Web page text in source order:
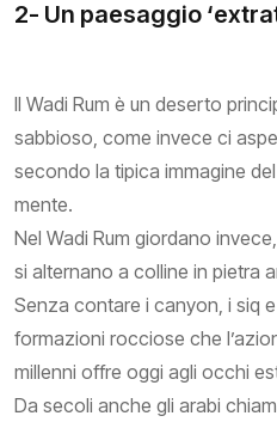
2- Un paesaggio
Il Wadi Rum è un deserto
sabbioso, come invece ci
secondo la tipica immagine
mente.
Nel Wadi Rum giordano
si alternano a colline in pietra
Senza contare i canyon, i siq
formazioni rocciose che
millenni offre oggi agli occhi
Da secoli anche gli arabi